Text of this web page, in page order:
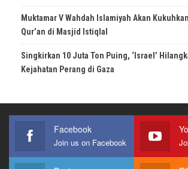
Muktamar V Wahdah Islamiyah Akan
Qur’an di Masjid Istiqlal
Singkirkan 10 Juta Ton Puing, ‘Israel’
Kejahatan Perang di Gaza
Facebook
Join us on Facebook